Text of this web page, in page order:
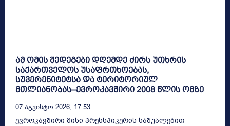
ამ ომის შედეგები დღემდე ძირს უთხრის
საქართველოს უსაფრთხოებას,
სუვერენიტეტსა და ტერიტორიულ
მთლიანობას–ევროკავშირი 2008 წლის ომზე
07 Აგვისტო 2026, 17:53
ევროკავშირი მისი პრესსპიკერის საშუალებით